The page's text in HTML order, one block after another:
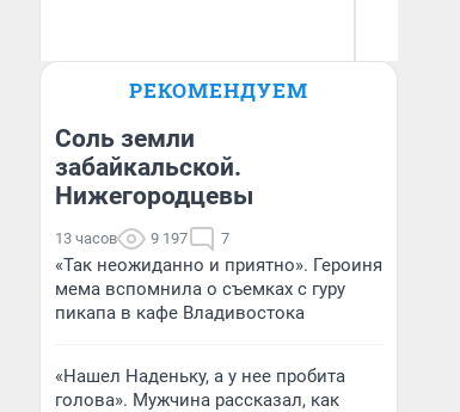
Главврач клиники
Волковой»
РЕКОМЕНДУЕМ
Соль земли
забайкальской.
Нижегородцевы
13 часов 9 197 7
«Так неожиданно и приятно». Героиня
мема вспомнила о съемках с гуру
пикапа в кафе Владивостока
«Нашел Наденьку, а у нее пробита
голова». Мужчина рассказал, как